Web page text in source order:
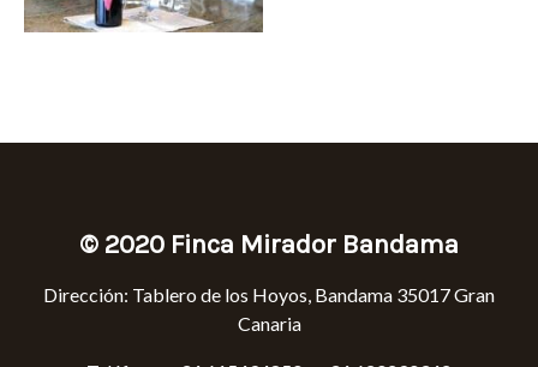
© 2020 Finca Mirador Bandama
Dirección: Tablero de los Hoyos, Bandama 35017 Gran
Canaria